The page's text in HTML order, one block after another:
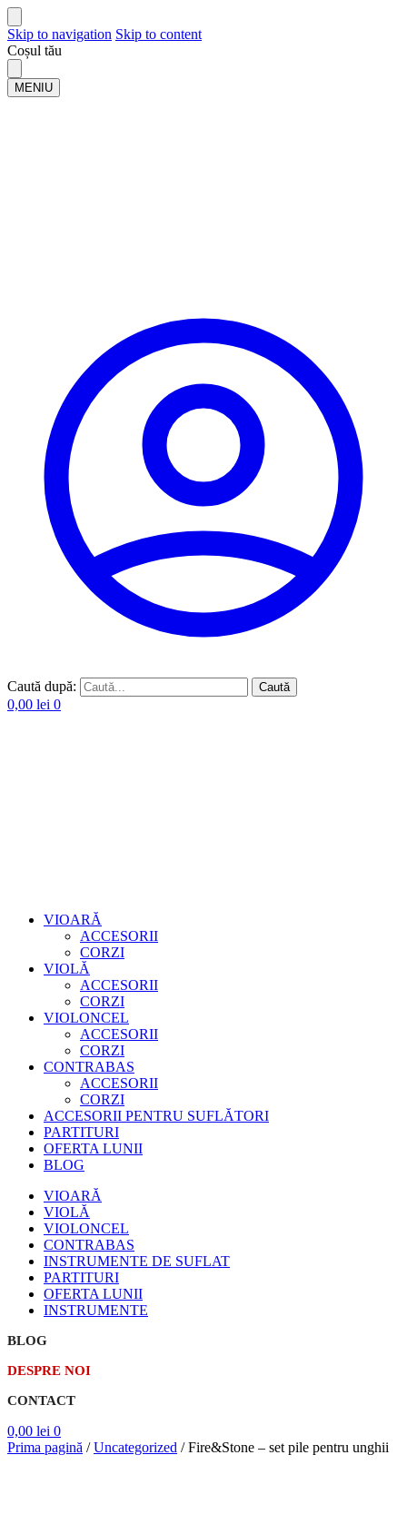
Skip to navigation Skip to content
Coșul tău
MENIU
Caută după: Caută
0,00 lei 0
VIOARĂ
ACCESORII
CORZI
VIOLĂ
ACCESORII
CORZI
VIOLONCEL
ACCESORII
CORZI
CONTRABAS
ACCESORII
CORZI
ACCESORII PENTRU SUFLĂTORI
PARTITURI
OFERTA LUNII
BLOG
VIOARĂ
VIOLĂ
VIOLONCEL
CONTRABAS
INSTRUMENTE DE SUFLAT
PARTITURI
OFERTA LUNII
INSTRUMENTE
BLOG
DESPRE NOI
CONTACT
0,00 lei 0
Prima pagină /Uncategorized /Fire&Stone – set pile pentru unghii